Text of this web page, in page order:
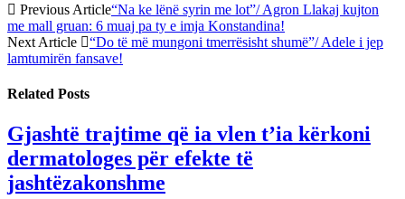
Previous Article“Na ke lënë syrin me lot”/ Agron Llakaj kujton
me mall gruan: 6 muaj pa ty e imja Konstandina!
Next Article
“Do të më mungoni tmerrësisht shumë”/ Adele i jep
lamtumirën fansave!
Related Posts
Gjashtë trajtime që ia vlen t’ia kërkoni
dermatologes për efekte të
jashtëzakonshme